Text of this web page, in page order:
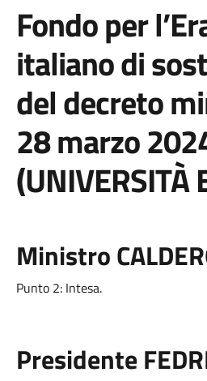
Fondo per
italiano di
del decreto
28 marzo
(UNIVERSITÀ
Ministro
Punto 2: Intesa.
Presidente